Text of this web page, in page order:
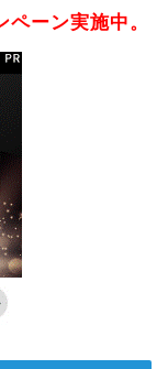
ーン実施中。